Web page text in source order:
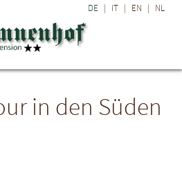
DE | IT | EN | NL
in den Süden